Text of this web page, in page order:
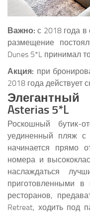
Важно: с 2018 года в
размещение
Dunes 5*L принимал
Акция: при
2018 года действует
Asterias 5*L
Роскошный
уединенный пляж с
начинается прямо
номера и
наслаждаться
приготовленными
ресторанов,
Retreat, ходить под